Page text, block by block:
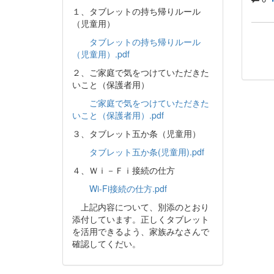
１、タブレットの持ち帰りルール
（児童用）
タブレットの持ち帰りルール
（児童用）.pdf
２、ご家庭で気をつけていただきた
いこと（保護者用）
ご家庭で気をつけていただきた
いこと（保護者用）.pdf
３、タブレット五か条（児童用）
タブレット五か条(児童用).pdf
４、Ｗｉ－Ｆｉ接続の仕方
Wi-Fi接続の仕方.pdf
上記内容について、別添のとおり
添付しています。正しくタブレット
を活用できるよう、家族みなさんで
確認してくだい。